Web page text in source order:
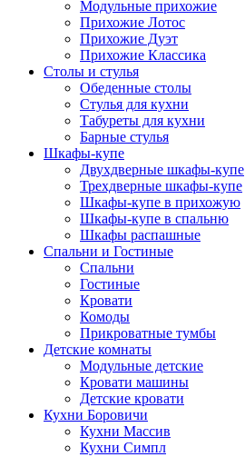
Модульные прихожие
Прихожие Лотос
Прихожие Дуэт
Прихожие Классика
Столы и стулья
Обеденные столы
Стулья для кухни
Табуреты для кухни
Барные стулья
Шкафы-купе
Двухдверные шкафы-купе
Трехдверные шкафы-купе
Шкафы-купе в прихожую
Шкафы-купе в спальню
Шкафы распашные
Спальни и Гостиные
Спальни
Гостиные
Кровати
Комоды
Прикроватные тумбы
Детские комнаты
Модульные детские
Кровати машины
Детские кровати
Кухни Боровичи
Кухни Массив
Кухни Симпл